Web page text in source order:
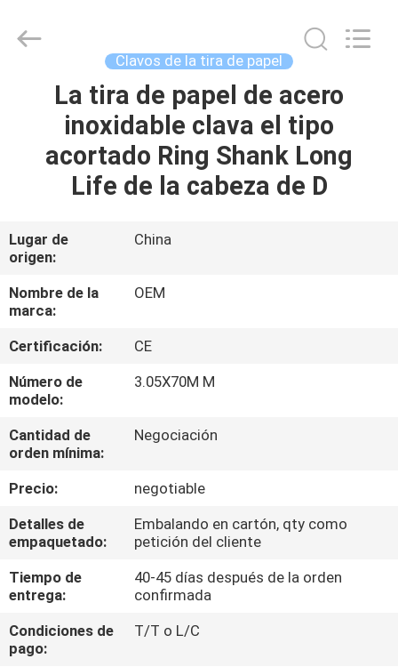
HOGAR
PRODUCTOS
NOSOTROS
VIAJE
DE
LA
FÁBRICA
CONTROL
CALIDAD
ÉNTRENOS
EN
CONTACTO
CON
Business
License.
Clavos de la tira de papel
La tira de papel de acero
inoxidable clava el tipo
acortado Ring Shank Long
Life de la cabeza de D
Lugar de
origen:
China
Nombre de la
marca:
OEM
Certificación:
CE
Número de
modelo:
3.05X70M M
Cantidad de
orden mínima:
Negociación
Precio:
negotiable
Detalles de
empaquetado:
Embalando en cartón, qty como
petición del cliente
Tiempo de
entrega:
40-45 días después de la orden
confirmada
Condiciones de
pago:
T/T o L/C